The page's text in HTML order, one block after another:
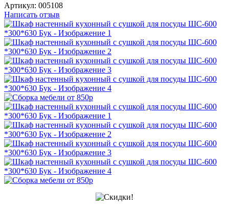
Артикул: 005108
Написать отзыв